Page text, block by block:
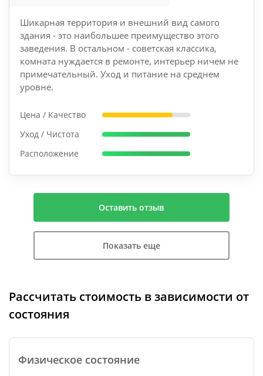
Шикарная территория и внешний вид самого
здания - это наибольшее преимущество этого
заведения. В остальном - советская классика,
комната нуждается в ремонте, интерьер ничем не
примечательный. Уход и питание на среднем
уровне.
Цена / Качество
Уход / Чистота
Расположение
Оставить отзыв
Показать еще
Рассчитать стоимость в зависимости от
состояния
Физическое состояние